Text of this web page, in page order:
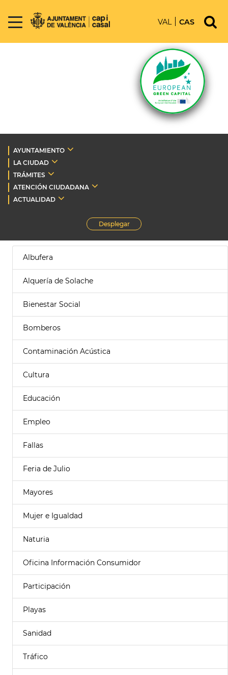
VAL CAS
AYUNTAMIENTO
LA CIUDAD
TRÁMITES
ATENCIÓN CIUDADANA
ACTUALIDAD
Desplegar
Albufera
Alquería de Solache
Bienestar Social
Bomberos
Contaminación Acústica
Cultura
Educación
Empleo
Fallas
Feria de Julio
Mayores
Mujer e Igualdad
Naturia
Oficina Información Consumidor
Participación
Playas
Sanidad
Tráfico